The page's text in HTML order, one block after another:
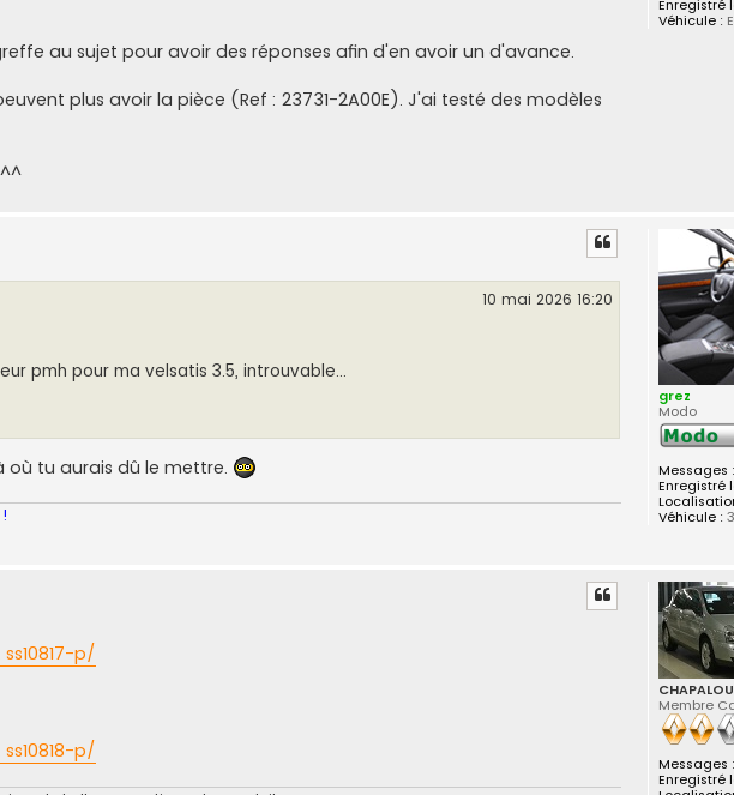
Enregistré
Véhicule :
au sujet pour avoir des réponses afin d'en avoir un d'avance.
plus avoir la pièce (Ref : 23731-2A00E). J'ai testé des modèles
grez
Modo
Messages :
Enregistré
Véhicule :
10 mai 2026 16:20
pmh pour ma velsatis 3.5, introuvable...
où tu aurais dû le mettre.
CHAPALOU
Membre
Messages :
Enregistré
p/
p/